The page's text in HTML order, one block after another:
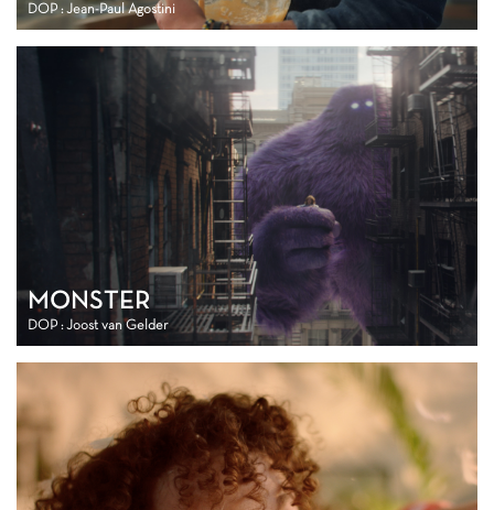
DOP : Jean-Paul Agostini
MONSTER
DOP : Joost van Gelder